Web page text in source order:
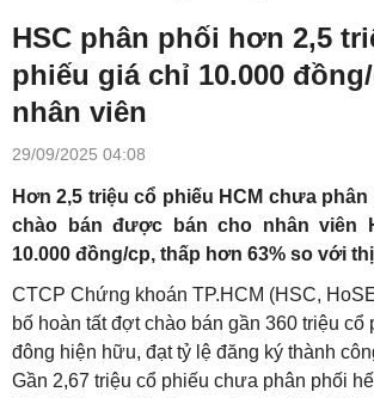
HSC phân phối hơn 2,5
phiếu giá chỉ 10.000
nhân viên
29/09/2025 04:08
Hơn 2,5 triệu cổ phiếu HCM chưa
chào bán được bán cho nhân viên
10.000 đồng/cp, thấp hơn 63% so với
CTCP Chứng khoán TP.HCM (HSC,
bố hoàn tất đợt chào bán gần 360 triệu cổ
đông hiện hữu, đạt tỷ lệ đăng ký thành
Gần 2,67 triệu cổ phiếu chưa phân phối